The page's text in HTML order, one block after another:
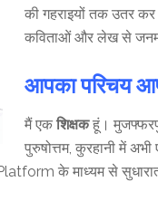
की गहराइयों तक उतर
कविताओं और लेख से
आपका परिचय
मैं एकशिक्षकहूं।
पुरुषोत्तम, कुरहानी में
के माध्यम से